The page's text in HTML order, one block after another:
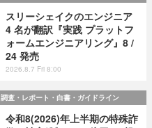
スリーシェイクのエンジニア
4 名が翻訳『実践 プラットフ
ォームエンジニアリング』8 /
24 発売
2026.8.7 Fri 8:00
調査・レポート・白書・ガイドライン
令和8(2026)年上半期の特殊詐